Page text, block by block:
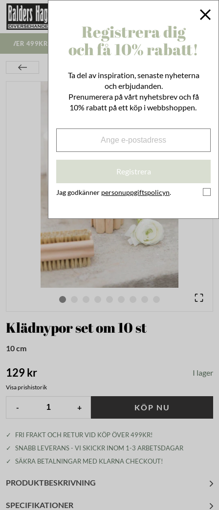
SNABB LEVERANS - VI SKICKR INOM 1-3
ARBETSDAGAR
Klädnypor set om 10 st
10 cm
129 kr I lager
Visa prishistorik
- + KÖP NU
✓
FRI FRAKT OCH RETUR VID KÖP ÖVER 499KR!
✓
SNABB LEVERANS - VI SKICKR INOM 1-3 ARBETSDAGAR
✓
SÄKRA BETALNINGAR MED KLARNA CHECKOUT!
PRODUKTBESKRIVNING
SPECIFIKATIONER
Registrera dig
och få 10% rabatt!
Ta del av inspiration, senaste nyheterna
och erbjudanden.
Prenumerera på vårt nyhetsbrev och få
10% rabatt på ett köp i webbshoppen.
Registrera
Jag godkänner personuppgiftspolicyn.